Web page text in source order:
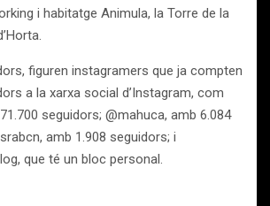
i habitatge Animula, la Torre de la
figuren instagramers que ja compten
a la xarxa social d’Instagram, com
seguidors; @mahuca, amb 6.084
amb 1.908 seguidors; i
que té un bloc personal.